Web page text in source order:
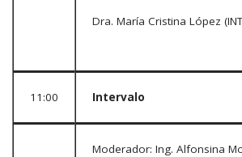
Dra. María Cristina López
11:00 Intervalo
Moderador: Ing. Alfonsina